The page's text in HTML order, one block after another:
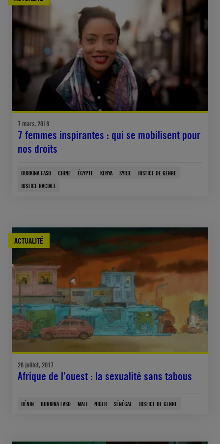
7 mars, 2018
7 femmes inspirantes : qui se mobilisent pour
nos droits
BURKINA FASO CHINE ÉGYPTE KENYA SYRIE
JUSTICE DE GENRE
JUSTICE RACIALE
ACTUALITÉ
26 juillet, 2017
Afrique de l’ouest : la sexualité sans tabous
BÉNIN BURKINA FASO MALI NIGER SÉNÉGAL JUSTICE DE GENRE